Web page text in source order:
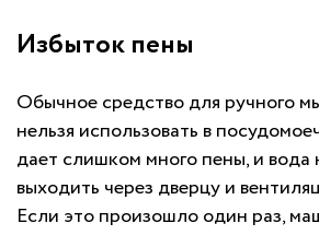
Избыток пены
Обычное средство для ручного
нельзя использовать в
дает слишком много пены, и вода
выходить через дверцу и
Если это произошло один раз,